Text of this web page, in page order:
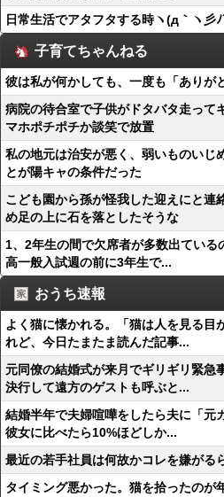
日常生活でアタフタする時ヽ(д｀ヽ彡ﾉ
子育てちゃんねる
彼は私が何かしても、一度も「ありが
病院の待合室で子供がドタバタ走って
マホポチポチか談笑で放置
私の地元は治安が悪く、弱いものいじ
とが陽キャの条件だった
こども園から孫が怪我した迎えにと連
め足の上に石を落としたそうな
1、2年生の間で欠席者が多数出てい
高一般入試週の前に3年生で...
おうち速報
よく猫に懐かれる。「猫は人を見る目
れど、今日たまたま読んだ記事...
元同僚の結婚式が来月でギリギリ緊急
決行して遠方のゲストも呼ぶと...
結婚半年で夫婦喧嘩をしたら夫に「元
彼女に比べたら10%ほどしか...
最近の若手社員は何故かコレを嫌がる
タイミング悪かった。猫を拾ったのが